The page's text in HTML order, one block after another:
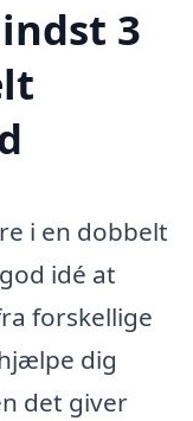
3
i en dobbelt
idé at
forskellige
dig
det giver